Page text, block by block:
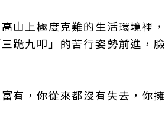
山上極度克難的生活環境裡，
跪九叩」的苦行姿勢前進，臉
有，你從來都沒有失去，你擁